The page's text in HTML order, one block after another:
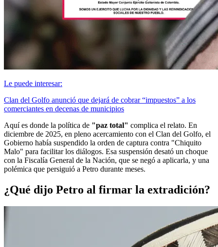
Le puede interesar:
Clan del Golfo anunció que dejará de cobrar “impuestos” a los
comerciantes en decenas de municipios
Aquí es donde la política de "paz total" complica el relato. En
diciembre de 2025, en pleno acercamiento con el Clan del Golfo, el
Gobierno había suspendido la orden de captura contra "Chiquito
Malo" para facilitar los diálogos. Esa suspensión desató un choque
con la Fiscalía General de la Nación, que se negó a aplicarla, y una
polémica que persiguió a Petro durante meses.
¿Qué dijo Petro al firmar la extradición?